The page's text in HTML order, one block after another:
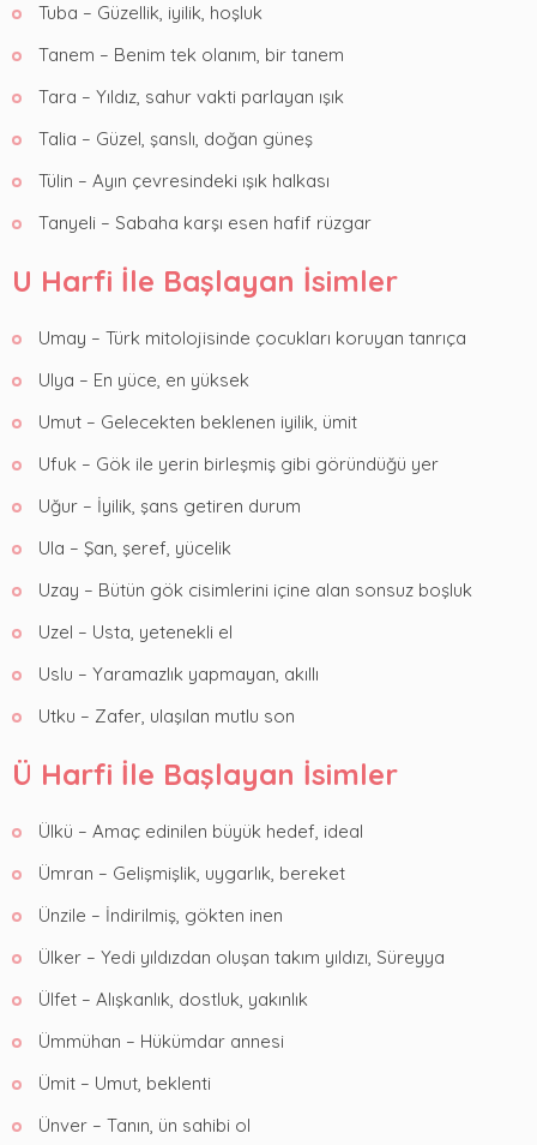
Tuba – Güzellik, iyilik, hoşluk
Tanem – Benim tek olanım, bir tanem
Tara – Yıldız, sahur vakti parlayan ışık
Talia – Güzel, şanslı, doğan güneş
Tülin – Ayın çevresindeki ışık halkası
Tanyeli – Sabaha karşı esen hafif rüzgar
U Harfi İle Başlayan İsimler
Umay – Türk mitolojisinde çocukları koruyan tanrıça
Ulya – En yüce, en yüksek
Umut – Gelecekten beklenen iyilik, ümit
Ufuk – Gök ile yerin birleşmiş gibi göründüğü yer
Uğur – İyilik, şans getiren durum
Ula – Şan, şeref, yücelik
Uzay – Bütün gök cisimlerini içine alan sonsuz boşluk
Uzel – Usta, yetenekli el
Uslu – Yaramazlık yapmayan, akıllı
Utku – Zafer, ulaşılan mutlu son
Ü Harfi İle Başlayan İsimler
Ülkü – Amaç edinilen büyük hedef, ideal
Ümran – Gelişmişlik, uygarlık, bereket
Ünzile – İndirilmiş, gökten inen
Ülker – Yedi yıldızdan oluşan takım yıldızı, Süreyya
Ülfet – Alışkanlık, dostluk, yakınlık
Ümmühan – Hükümdar annesi
Ümit – Umut, beklenti
Ünver – Tanın, ün sahibi ol